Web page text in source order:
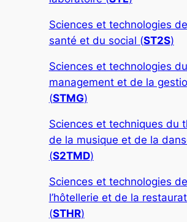
Sciences et technologies
santé et du social (ST2S)
Sciences et technologies du
management et de la
(STMG)
Sciences et techniques du
de la musique et de la
(S2TMD)
Sciences et technologies de
l’hôtellerie et de la
(STHR)